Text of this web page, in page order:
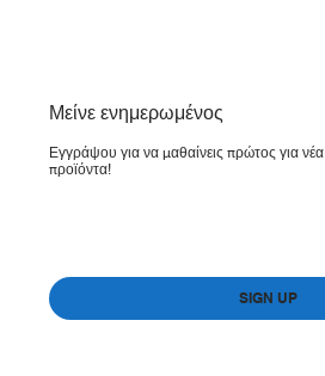
​Μείνε ενημερωμένος
Εγγράψου για να μαθαίνεις πρώτος για νέα
προϊόντα!
SIGN UP